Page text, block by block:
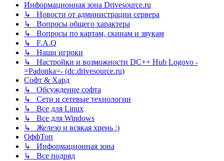
Информационная зона Drivesource.ru
↳ Новости от администрации сервера
↳ Вопросы общего характера
↳ Вопросы по картам, скинам и звукам
↳ F.A.Q
↳ Наши игроки
↳ Настройки и возможности DC++ Hub Logovo -
=Padonka=- (dc.drivesource.ru)
Софт & Хард
↳ Обсуждение софта
↳ Сети и сетевые технологии
↳ Все для Linux
↳ Все для Windows
↳ Железо и всякая хрень :)
ОффТоп
↳ Информационная зона
↳ Все подряд